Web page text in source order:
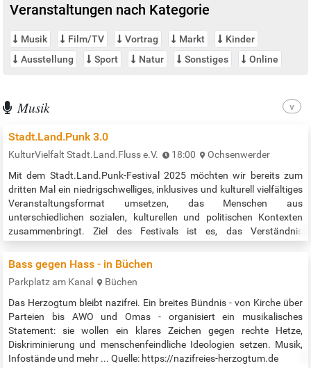
Veranstaltungen nach Kategorie
Musik Film/TV Vortrag Markt
Kinder
Ausstellung
Sport Natur Sonstiges Online
Musik
Stadt.Land.Punk 3.0
KulturVielfalt Stadt.Land.Fluss e.V. 18:00
Ochsenwerder
Mit dem Stadt.Land.Punk-Festival 2025 möchten wir bereits zum
dritten Mal ein niedrigschwelliges, inklusives und kulturell vielfältiges
Veranstaltungsformat umsetzen, das Menschen aus
unterschiedlichen sozialen, kulturellen und politischen Kontexten
zusammenbringt. Ziel des Festivals ist es, das Verständnis
Zusammengehörigkeitsgefühl in der Gemeinschaft zu entwickeln.
Durch den Austausch und…
Bass gegen Hass - in Büchen
Parkplatz am Kanal
Büchen
Das Herzogtum bleibt nazifrei. Ein breites Bündnis - von Kirche über
Parteien bis AWO und Omas - organisiert ein musikalisches
Statement: sie wollen ein klares Zeichen gegen rechte Hetze,
Diskriminierung und menschenfeindliche Ideologien setzen. Musik,
Infostände und mehr ... Quelle: https://nazifreies-herzogtum.de